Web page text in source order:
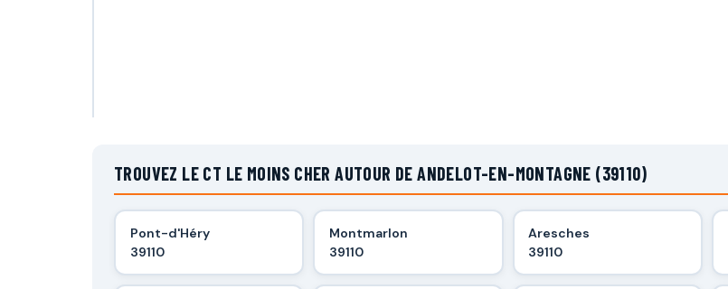
TROUVEZ LE CT LE MOINS CHER AUTOUR DE ANDELOT-EN-MONTAGNE (39110)
Pont-d'Héry
39110
Montmarlon
39110
Aresches
39110